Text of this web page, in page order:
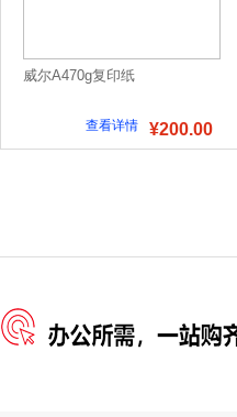
威尔A470g复印纸
¥200.00
查看详情